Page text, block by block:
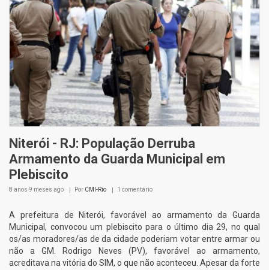
Niterói - RJ: População Derruba
Armamento da Guarda Municipal em
Plebiscito
8 anos 9 meses ago Por CMI-Rio 1 comentário
A prefeitura de Niterói, favorável ao armamento da Guarda
Municipal, convocou um plebiscito para o último dia 29, no qual
os/as moradores/as de da cidade poderiam votar entre armar ou
não a GM. Rodrigo Neves (PV), favorável ao armamento,
acreditava na vitória do SIM, o que não aconteceu. Apesar da forte